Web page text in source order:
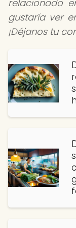
relacionado
gustaría ver
¡Déjanos tu